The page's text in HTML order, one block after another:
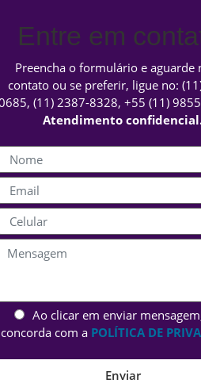
Entre em
Preencha o formulário e aguarde
contato ou se preferir, ligue no:
, (11) 2387-8328, +55 (11)
Atendimento
Ao clicar em enviar
concorda com a POLÍTICA DE